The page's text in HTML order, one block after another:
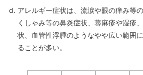
アレルギー症状は、流涙や眼の痒み等
くしゃみ等の鼻炎症状、蕁麻疹や湿疹
状、血管性浮腫のようなやや広い範囲
ることが多い。